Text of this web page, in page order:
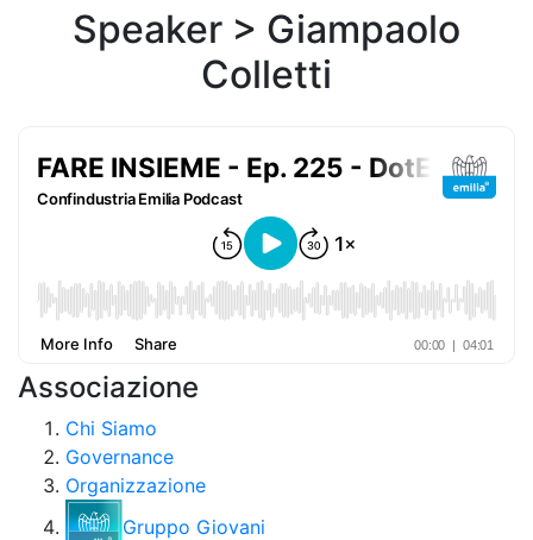
Speaker > Giampaolo
Colletti
Associazione
Chi Siamo
Governance
Organizzazione
Gruppo Giovani